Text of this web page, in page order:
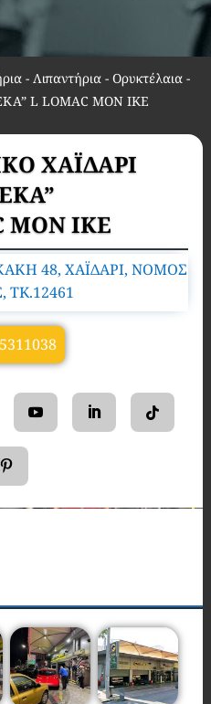
- Λιπαντήρια - Ορυκτέλαια-
L LOMAC MON IKE
ΧΑΪΔΑΡΙ
MON IKE
48, ΧΑΪΔΑΡΙ, ΝΟΜΟΣ
TK.12461